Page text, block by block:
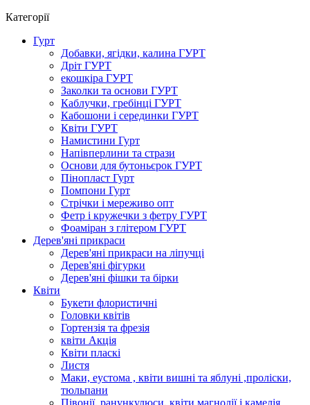
Категорії
Гурт
Добавки, ягідки, калина ГУРТ
Дріт ГУРТ
екошкіра ГУРТ
Заколки та основи ГУРТ
Каблучки, гребінці ГУРТ
Кабошони і серединки ГУРТ
Квіти ГУРТ
Намистини Гурт
Напівперлини та стрази
Основи для бутоньєрок ГУРТ
Пінопласт Гурт
Помпони Гурт
Стрічки і мереживо опт
Фетр і кружечки з фетру ГУРТ
Фоаміран з глітером ГУРТ
Дерев'яні прикраси
Дерев'яні прикраси на ліпучці
Дерев'яні фігурки
Дерев'яні фішки та бірки
Квіти
Букети флористичні
Головки квітів
Гортензія та фрезія
квіти Акція
Квіти пласкі
Листя
Маки, еустома , квіти вишні та яблуні ,проліски,
тюльпани
Півонії, ранункулюси, квіти магнолії і камелія